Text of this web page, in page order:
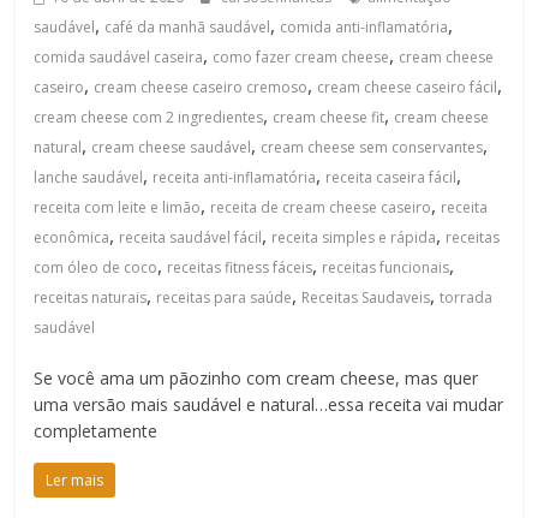
saudável, café da manhã saudável, comida anti-inflamatória,
comida saudável caseira, como fazer cream cheese, cream cheese
caseiro, cream cheese caseiro cremoso, cream cheese caseiro fácil,
cream cheese com 2 ingredientes, cream cheese fit, cream cheese
natural, cream cheese saudável, cream cheese sem conservantes,
lanche saudável, receita anti-inflamatória, receita caseira fácil,
receita com leite e limão, receita de cream cheese caseiro, receita
econômica, receita saudável fácil, receita simples e rápida, receitas
com óleo de coco, receitas fitness fáceis, receitas funcionais,
receitas naturais, receitas para saúde, Receitas Saudaveis,torrada
saudável
Se você ama um pãozinho com cream cheese, mas quer
uma versão mais saudável e natural…essa receita vai mudar
completamente
Ler mais